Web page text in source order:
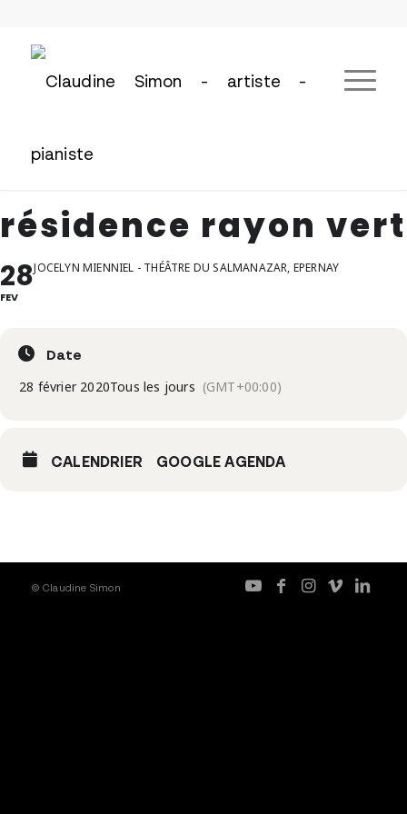
résidence rayon vert
28
FEV
JOCELYN MIENNIEL - THÉÂTRE DU SALMANAZAR, EPERNAY
Date
28 février 2020Tous les jours (GMT+00:00)
CALENDRIER GOOGLE AGENDA
© Claudine Simon